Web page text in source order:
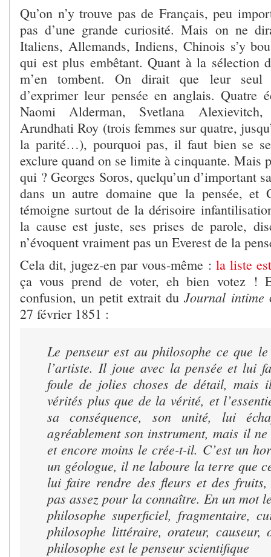
Qu’on n’y trouve pas de Français, peu
pas d’une grande curiosité. Mais on ne
Italiens, Allemands, Indiens, Chinois s’y
qui est plus embêtant. Quant à la sélection
m’en tombent. On dirait que leur seul
d’exprimer leur pensée en anglais. Quatre
Naomi Alderman, Svetlana Alexievitch,
Arundhati Roy (trois femmes sur quatre,
la parité…), pourquoi pas, il faut bien se
exclure quand on se limite à cinquante. Mais
qui ? Georges Soros, quelqu’un d’important
dans un autre domaine que la pensée, et
témoigne surtout de la dérisoire
la cause est juste, ses prises de parole,
n’évoquent vraiment pas un Everest de la
Cela dit, jugez-en par vous-même : la liste
ça vous prend de voter, eh bien votez !
confusion, un petit extrait duJournal intime
27 février 1851 :
Le penseur est au philosophe ce que
l’artiste. Il joue avec la pensée et lui
foule de jolies choses de détail, mais
vérités plus que de la vérité, et
sa conséquence, son unité, lui
agréablement son instrument, mais il ne
et encore moins le crée-t-il. C’est un
un géologue, il ne laboure la terre que
lui faire rendre des fleurs et des
pas assez pour la connaître. En un mot
philosophe superficiel, fragmentaire,
philosophe littéraire, orateur,
philosophe est le penseur scientifique